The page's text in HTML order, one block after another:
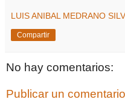
LUIS ANIBAL MEDRANO
Compartir
No hay comentarios:
Publicar un comentario